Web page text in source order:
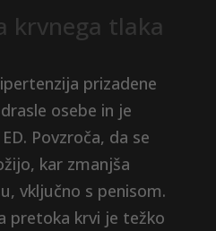
krvnega tlaka
prizadene
osebe in je
Povzroča, da se
kar zmanjša
vključno s penisom.
pretoka krvi je težko